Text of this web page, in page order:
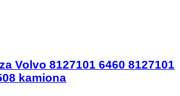
Volvo 8127101 6460 8127101
kamiona